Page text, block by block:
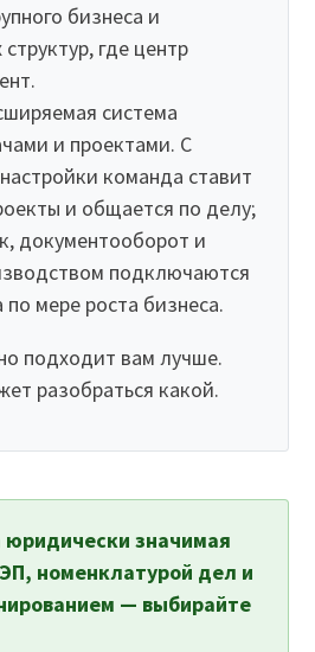
бизнеса и
где центр
система
и проектами. С
команда ставит
и общается по делу;
документооборот и
подключаются
мере роста бизнеса.
подходит вам лучше.
разобраться какой.
значимая
номенклатурой дел и
— выбирайте